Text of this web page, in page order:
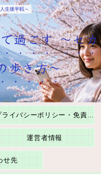
生後半戦～
過ごす ～セカ
歩き方～
運営者情報
せ先